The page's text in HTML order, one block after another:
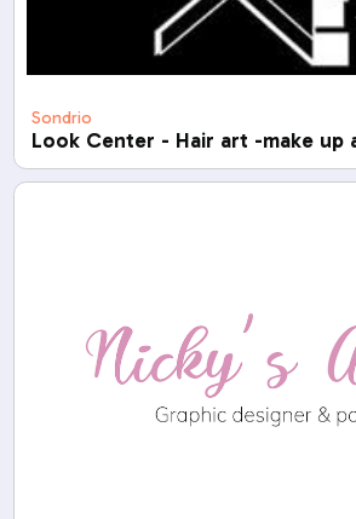
Sondrio
Look Center - Hair art -make up